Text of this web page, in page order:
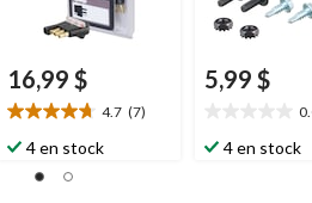
16,99 $
4.7 (7)
4.7
étoile(s)
4 en stock
5,99 $
étoile(s)
4 en stock